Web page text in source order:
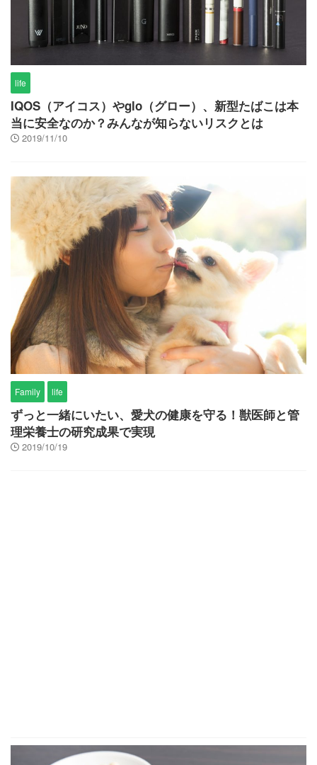
life
IQOS（アイコス）やglo（グロー）、新型たばこは本
当に安全なのか？みんなが知らないリスクとは
2019/11/10
Family life
ずっと一緒にいたい、愛犬の健康を守る！獣医師と管
理栄養士の研究成果で実現
2019/10/19